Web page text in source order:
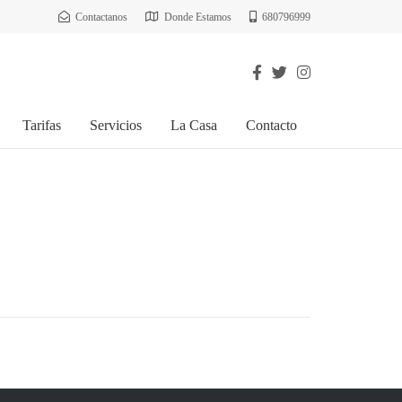
Contactanos Donde Estamos 680796999
Tarifas Servicios La Casa Contacto